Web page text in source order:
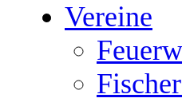
Vereine